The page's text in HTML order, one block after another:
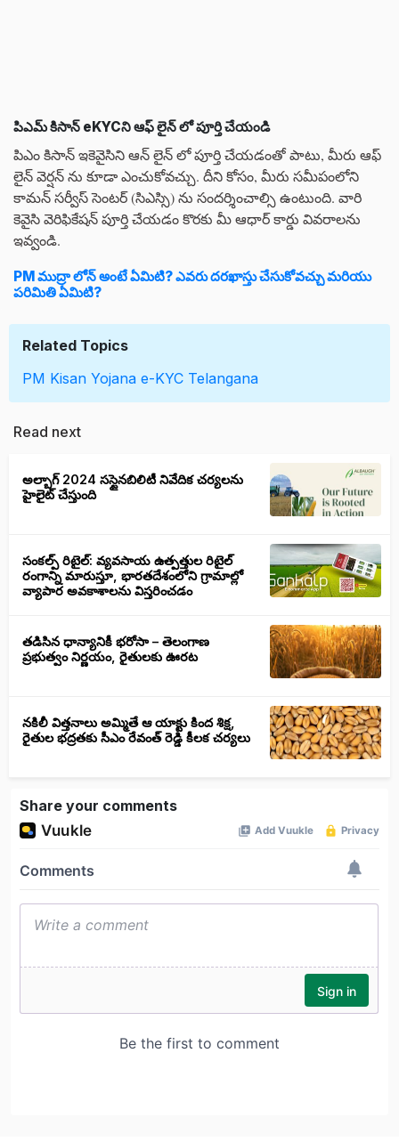
పిఎమ్ కిసాన్ eKYCని ఆఫ్ లైన్ లో పూర్తి చేయండి
పిఎం కిసాన్ ఇకెవైసిని ఆన్ లైన్ లో పూర్తి చేయడంతో పాటు, మీరు ఆఫ్
లైన్ వెర్షన్ ను కూడా ఎంచుకోవచ్చు. దీని కోసం, మీరు సమీపంలోని
కామన్ సర్వీస్ సెంటర్ (సిఎస్సి) ను సందర్శించాల్సి ఉంటుంది. వారి
కెవైసి వెరిఫికేషన్ పూర్తి చేయడం కొరకు మీ ఆధార్ కార్డు వివరాలను
ఇవ్వండి.
PM ముద్రా లోన్ అంటే ఏమిటి? ఎవరు దరఖాస్తు చేసుకోవచ్చు మరియు
పరిమితి ఏమిటి?
Related Topics
PM Kisan Yojana e-KYC Telangana
Read next
అల్బాగ్ 2024 సస్టైనబిలిటీ నివేదిక చర్యలను
హైలైట్ చేస్తుంది
సంకల్ప్ రిటైల్: వ్యవసాయ ఉత్పత్తుల రిటైల్
రంగాన్ని మారుస్తూ, భారతదేశంలోని గ్రామాల్లో
వ్యాపార అవకాశాలను విస్తరించడం
తడిసిన ధాన్యానికీ భరోసా – తెలంగాణ
ప్రభుత్వం నిర్ణయం, రైతులకు ఊరట
నకిలీ విత్తనాలు అమ్మితే ఆ యాక్టు కింద శిక్ష,
రైతుల భద్రతకు సీఎం రేవంత్ రెడ్డి కీలక చర్యలు
Share your comments